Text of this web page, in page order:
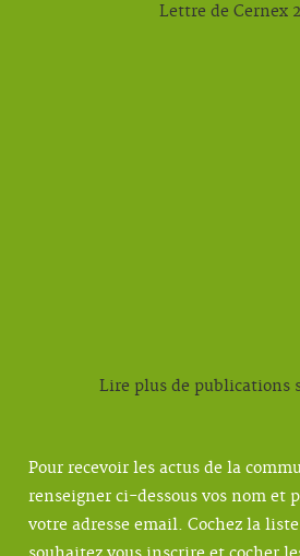
Lettre de Cernex
Lire plus de publications
Pour recevoir les actus de la
renseigner ci-dessous vos nom et
votre adresse email. Cochez la